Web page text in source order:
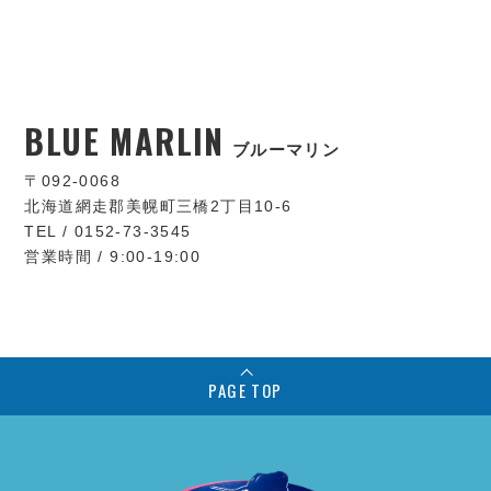
BLUE MARLIN ブルーマリン
〒092-0068
北海道網走郡美幌町三橋2丁目10-6
TEL / 0152-73-3545
営業時間 / 9:00-19:00
PAGE TOP